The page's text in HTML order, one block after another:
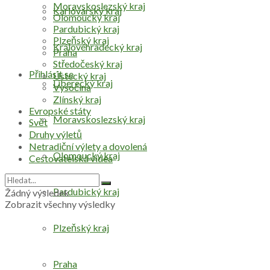
Přihlásit se
Karlovarský kraj
Královéhradecký kraj
Liberecký kraj
Moravskoslezský kraj
Olomoucký kraj
Pardubický kraj
Plzeňský kraj
Praha
Moravskoslezský kraj
Olomoucký kraj
Pardubický kraj
Plzeňský kraj
Praha
Středočeský kraj
Ústecký kraj
Vysočina
Zlínský kraj
Evropské státy
Svět
Druhy výletů
Netradiční výlety a dovolená
Cestovatelská videa
Žádný výsledek
Zobrazit všechny výsledky